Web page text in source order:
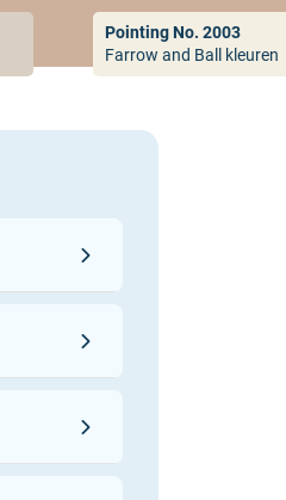
Pointing No. 2003
Farrow and Ball kleuren